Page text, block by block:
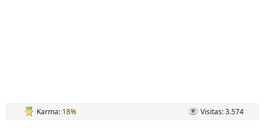
Karma: 18% Visitas: 3.574